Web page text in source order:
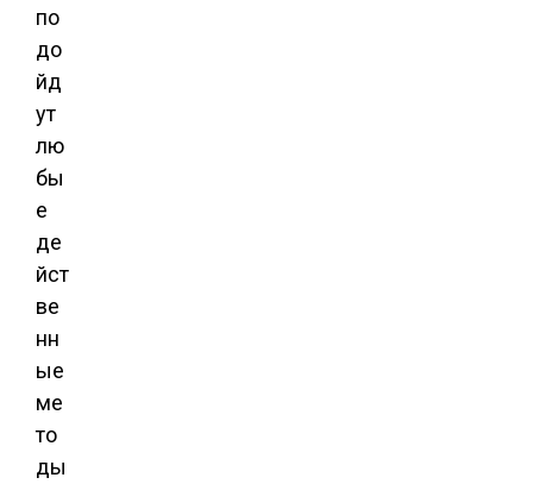
по
до
йд
ут
лю
бы
е
де
йст
ве
нн
ые
ме
то
ды